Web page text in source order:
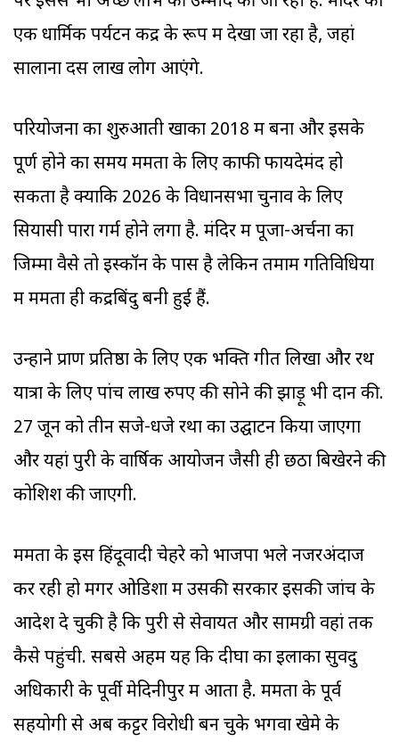
एक धार्मिक पर्यटन केंद्र के रूप में देखा जा रहा है, जहां
सालाना दस लाख लोग आएंगे.
परियोजना का शुरुआती खाका 2018 में बना और इसके
पूर्ण होने का समय ममता के लिए काफी फायदेमंद हो
सकता है क्योंकि 2026 के विधानसभा चुनाव के लिए
सियासी पारा गर्म होने लगा है. मंदिर में पूजा-अर्चना का
जिम्मा वैसे तो इस्कॉन के पास है लेकिन तमाम गतिविधियों
में ममता ही केंद्रबिंदु बनी हुई हैं.
उन्होंने प्राण प्रतिष्ठा के लिए एक भक्ति गीत लिखा और रथ
यात्रा के लिए पांच लाख रुपए की सोने की झाड़ू भी दान की.
27 जून को तीन सजे-धजे रथों का उद्घाटन किया जाएगा
और यहां पुरी के वार्षिक आयोजन जैसी ही छठा बिखेरने की
कोशिश की जाएगी.
ममता के इस हिंदूवादी चेहरे को भाजपा भले नजरअंदाज
कर रही हो मगर ओडिशा में उसकी सरकार इसकी जांच के
आदेश दे चुकी है कि पुरी से सेवायत और सामग्री वहां तक
कैसे पहुंची. सबसे अहम यह कि दीघा का इलाका सुवेंदु
अधिकारी के पूर्वी मेदिनीपुर में आता है. ममता के पूर्व
सहयोगी से अब कट्टर विरोधी बन चुके भगवा खेमे के